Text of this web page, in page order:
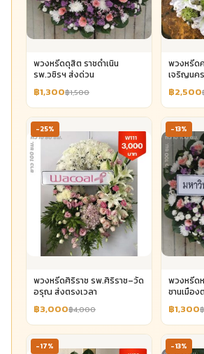
พวงหรีดดุสิต ราชดำเนิน
รพ.วชิรฯ ส่งด่วน
฿1,300฿1,500
พวงหรีด
เจริญนค
฿2,500
-25%
พวงหรีดศิริราช รพ.ศิริราช–วัด
อรุณ ส่งตรงเวลา
฿3,000฿4,000
-13%
พวงหรีด
ชานเมือ
฿1,300
-17% -13%